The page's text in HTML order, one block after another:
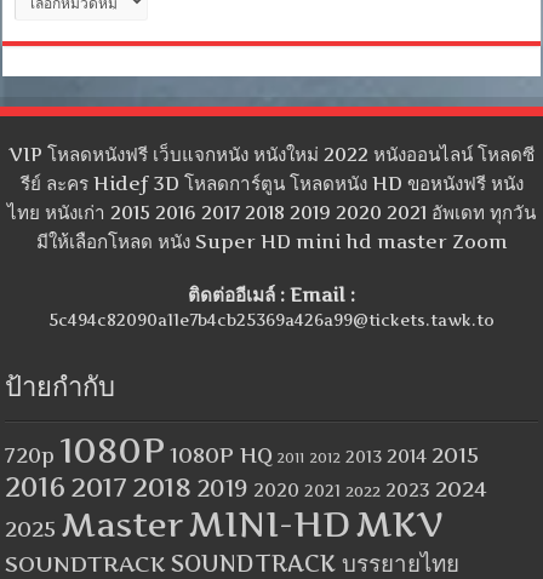
หมู่
VIP โหลดหนังฟรี เว็บแจกหนัง หนังใหม่ 2022 หนังออนไลน์ โหลดซี
รีย์ ละคร Hidef 3D โหลดการ์ตูน โหลดหนัง HD ขอหนังฟรี หนัง
ไทย หนังเก่า 2015 2016 2017 2018 2019 2020 2021 อัพเดท ทุกวัน
มีให้เลือกโหลด หนัง Super HD mini hd master Zoom
ติดต่ออีเมล์ : Email :
5c494c82090a11e7b4cb25369a426a99@tickets.tawk.to
ป้ายกำกับ
720p 1080P 1080P HQ 2011 2012 2013 2014 2015
2016 2017 2018 2019 2020 2021 2022 2023 2024
2025 MasterMINI-HDMKV
SOUNDTRACK SOUNDTRACK บรรยายไทย